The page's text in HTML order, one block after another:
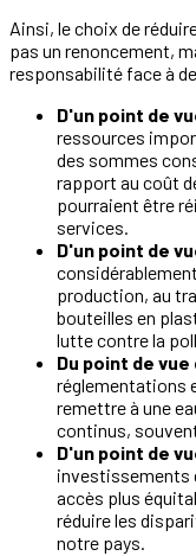
Ainsi, le choix de
pas un renoncement,
responsabilité face à
D'un point de
ressources
des sommes
rapport au coût
pourraient être
services.
D'un point de
production, au
bouteilles en
lutte contre la
Du point de
réglementations
remettre à une
continus,
D'un point de
investissements
accès plus
réduire les
notre pays.